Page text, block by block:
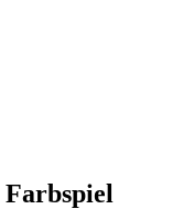
Farbspiel